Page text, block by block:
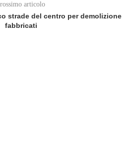
articolo
strade del centro per demolizione
fabbricati